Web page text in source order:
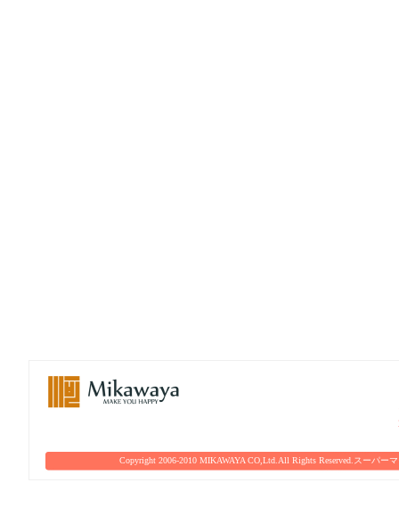
Copyright 2006-2010 MIKAWAYA CO,Ltd.All Rights Reserved. スーパー